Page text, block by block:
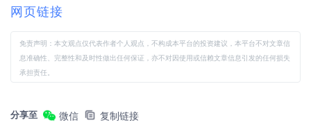
网页链接
免责声明：本文观点仅代表作者个人观点，不构成本平台的投资建议，本平台不对文章信
息准确性、完整性和及时性做出任何保证，亦不对因使用或信赖文章信息引发的任何损失
承担责任。
分享至 微信 复制链接